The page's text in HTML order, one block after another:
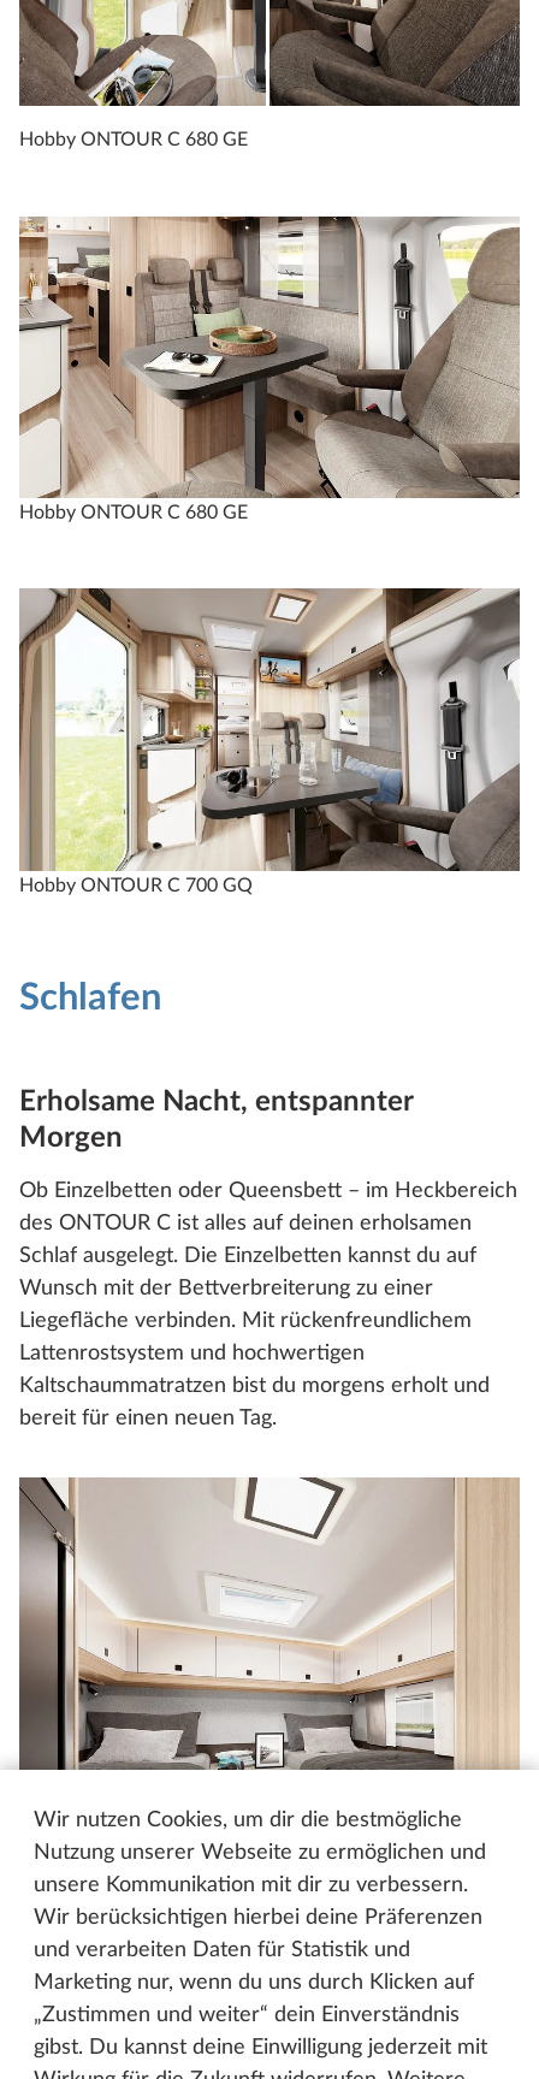
Wir nutzen Cookies, um dir die bestmögliche
Nutzung unserer Webseite zu ermöglichen und
unsere Kommunikation mit dir zu verbessern.
Wir berücksichtigen hierbei deine Präferenzen
und verarbeiten Daten für Statistik und
Marketing nur, wenn du uns durch Klicken auf
„Zustimmen und weiter“ dein Einverständnis
gibst. Du kannst deine Einwilligung jederzeit mit
Hobby ONTOUR C 680 GE
Hobby ONTOUR C 680 GE
Hobby ONTOUR C 700 GQ
Schlafen
Erholsame Nacht, entspannter
Morgen
Ob Einzelbetten oder Queensbett – im Heckbereich
des ONTOUR C ist alles auf deinen erholsamen
Schlaf ausgelegt. Die Einzelbetten kannst du auf
Wunsch mit der Bettverbreiterung zu einer
Liegefläche verbinden. Mit rückenfreundlichem
Lattenrostsystem und hochwertigen
Kaltschaummatratzen bist du morgens erholt und
bereit für einen neuen Tag.